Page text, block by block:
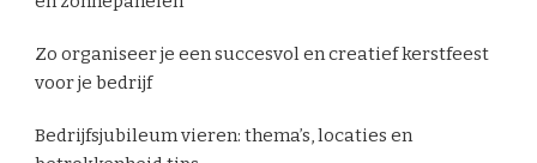
Zo organiseer je een succesvol en creatief kerstfeest
voor je bedrijf
Bedrijfsjubileum vieren: thema’s, locaties en